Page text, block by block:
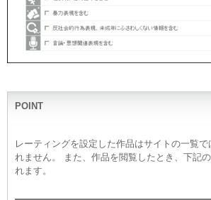
POINT
レーティングを設定した作品はサイトの一覧で
れません。 また、作品を閲覧したとき、下記
れます。